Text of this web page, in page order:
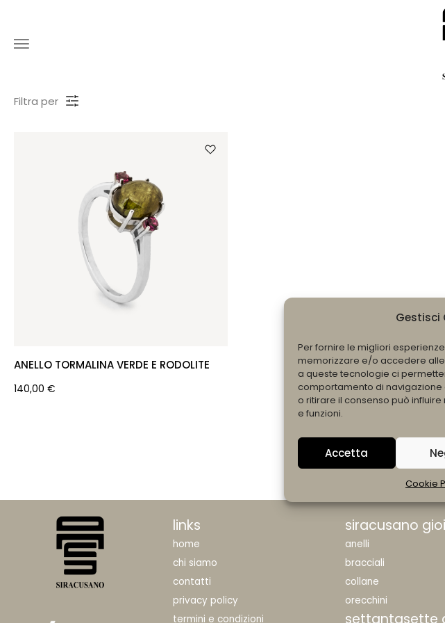
Gestisci
Per fornire le migliori
memorizzare e/o accedere
a queste tecnologie ci
comportamento di navigazione
o ritirare il consenso può
e funzioni.
Accetta
Cookie
Filtra per
ANELLO TORMALINA VERDE E RODOLITE
140,00 €
All
links
home
chi siamo
contatti
privacy policy
termini e condizioni
siracusano
anelli
bracciali
collane
orecchini